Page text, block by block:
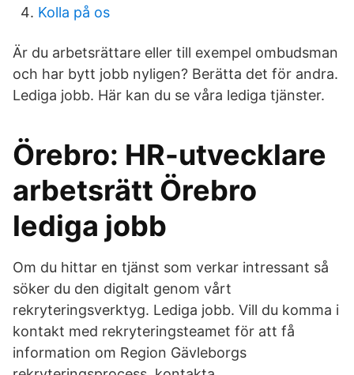
Kolla på os
Är du arbetsrättare eller till exempel ombudsman
och har bytt jobb nyligen? Berätta det för andra.
Lediga jobb. Här kan du se våra lediga tjänster.
Örebro: HR-utvecklare
arbetsrätt Örebro
lediga jobb
Om du hittar en tjänst som verkar intressant så
söker du den digitalt genom vårt
rekryteringsverktyg. Lediga jobb. Vill du komma i
kontakt med rekryteringsteamet för att få
information om Region Gävleborgs